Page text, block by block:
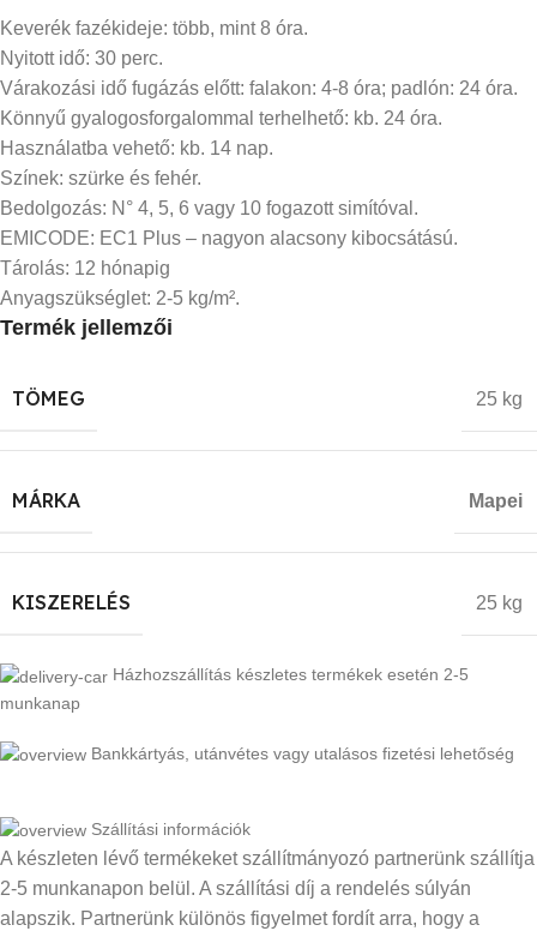
Keverék fazékideje: több, mint 8 óra.
Nyitott idő: 30 perc.
Várakozási idő fugázás előtt: falakon: 4-8 óra; padlón: 24 óra.
Könnyű gyalogosforgalommal terhelhető: kb. 24 óra.
Használatba vehető: kb. 14 nap.
Színek: szürke és fehér.
Bedolgozás: N° 4, 5, 6 vagy 10 fogazott simítóval.
EMICODE: EC1 Plus – nagyon alacsony kibocsátású.
Tárolás: 12 hónapig
Anyagszükséglet: 2-5 kg/m².
Termék jellemzői
TÖMEG 25 kg
MÁRKA Mapei
KISZERELÉS 25 kg
Házhozszállítás készletes termékek esetén 2-5
munkanap
Bankkártyás, utánvétes vagy utalásos fizetési lehetőség
Szállítási információk
A készleten lévő termékeket szállítmányozó partnerünk szállítja
2-5 munkanapon belül. A szállítási díj a rendelés súlyán
alapszik. Partnerünk különös figyelmet fordít arra, hogy a